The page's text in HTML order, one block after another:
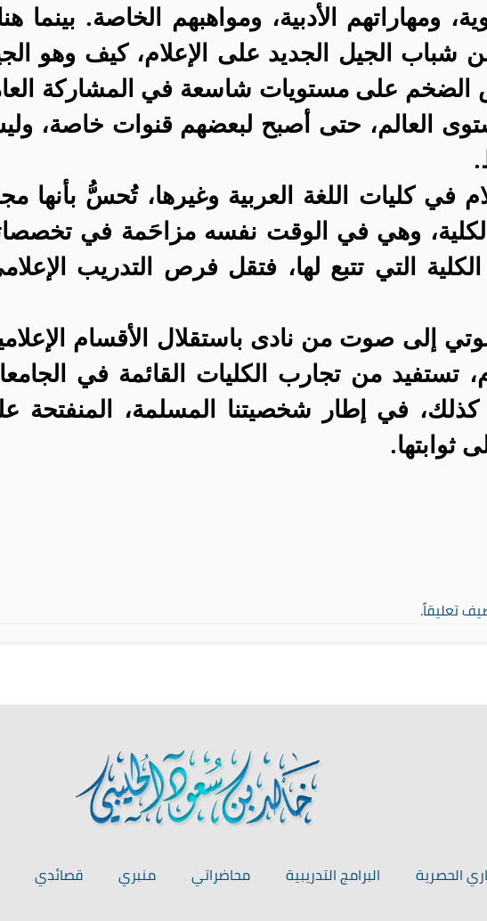
ومهاراتهم الأدبية، ومواهبهم الخاصة. بينما
شباب الجيل الجديد على الإعلام، كيف وهو
الضخم على مستويات شاسعة في المشاركة
العالم، حتى أصبح لبعضهم قنوات خاصة،
في كليات اللغة العربية وغيرها، تُحسُّ بأنها
وهي في الوقت نفسه مزاحَمة في
الكلية التي تتبع لها، فتقل فرص التدريب
إلى صوت من نادى باستقلال الأقسام
تستفيد من تجارب الكليات القائمة في
كذلك، في إطار شخصيتنا المسلمة، المنفتحة
ثوابتها.
تعليقاً.
الحصرية البرامج التدريبية محاضراتي منبري قصائدي